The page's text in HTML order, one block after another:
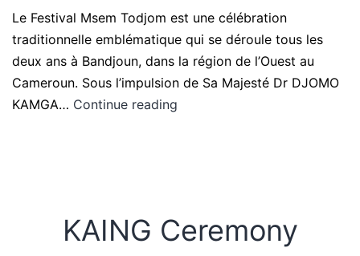
Le Festival Msem Todjom est une célébration
traditionnelle emblématique qui se déroule tous les
deux ans à Bandjoun, dans la région de l’Ouest au
Cameroun. Sous l’impulsion de Sa Majesté Dr DJOMO
KAMGA… Continue reading
KAING Ceremony